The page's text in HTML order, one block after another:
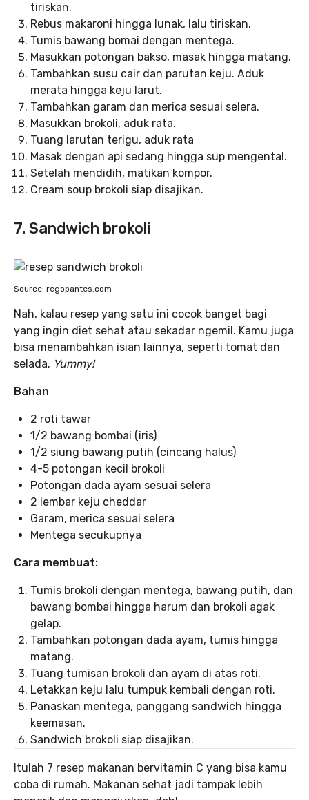
tiriskan.
Rebus makaroni hingga lunak, lalu tiriskan.
Tumis bawang bomai dengan mentega.
Masukkan potongan bakso, masak hingga matang.
Tambahkan susu cair dan parutan keju. Aduk
merata hingga keju larut.
Tambahkan garam dan merica sesuai selera.
Masukkan brokoli, aduk rata.
Tuang larutan terigu, aduk rata
Masak dengan api sedang hingga sup mengental.
Setelah mendidih, matikan kompor.
Cream soup brokoli siap disajikan.
7. Sandwich brokoli
Source: regopantes.com
Nah, kalau resep yang satu ini cocok banget bagi
yang ingin diet sehat atau sekadar ngemil. Kamu juga
bisa menambahkan isian lainnya, seperti tomat dan
selada. Yummy!
Bahan
2 roti tawar
1/2 bawang bombai (iris)
1/2 siung bawang putih (cincang halus)
4-5 potongan kecil brokoli
Potongan dada ayam sesuai selera
2 lembar keju cheddar
Garam, merica sesuai selera
Mentega secukupnya
Cara membuat:
Tumis brokoli dengan mentega, bawang putih, dan
bawang bombai hingga harum dan brokoli agak
gelap.
Tambahkan potongan dada ayam, tumis hingga
matang.
Tuang tumisan brokoli dan ayam di atas roti.
Letakkan keju lalu tumpuk kembali dengan roti.
Panaskan mentega, panggang sandwich hingga
keemasan.
Sandwich brokoli siap disajikan.
Itulah 7 resep makanan bervitamin C yang bisa kamu
coba di rumah. Makanan sehat jadi tampak lebih